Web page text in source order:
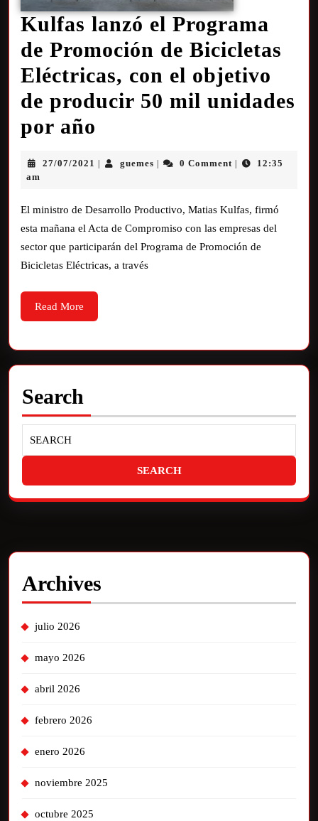
Kulfas lanzó el Programa
de Promoción de Bicicletas
Eléctricas, con el objetivo
de producir 50 mil unidades
por año
27/07/2021 guemes 0 Comment
12:35
am
El ministro de Desarrollo Productivo, Matias Kulfas, firmó
esta mañana el Acta de Compromiso con las empresas del
sector que participarán del Programa de Promoción de
Bicicletas Eléctricas, a través
Read More
Search
Archives
julio 2026
mayo 2026
abril 2026
febrero 2026
enero 2026
noviembre 2025
octubre 2025